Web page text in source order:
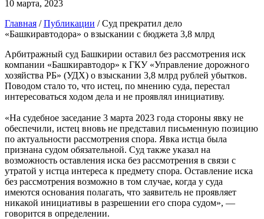
10 марта, 2023
Главная /Публикации /Суд прекратил дело
«Башкиравтодора» о взыскании с бюджета 3,8 млрд
Арбитражный суд Башкирии оставил без рассмотрения иск
компании «Башкиравтодор» к ГКУ «Управление дорожного
хозяйства РБ» (УДХ) о взыскании 3,8 млрд рублей убытков.
Поводом стало то, что истец, по мнению суда, перестал
интересоваться ходом дела и не проявлял инициативу.
«На судебное заседание 3 марта 2023 года стороны явку не
обеспечили, истец вновь не представил письменную позицию
по актуальности рассмотрения спора. Явка истца была
признана судом обязательной. Суд также указал на
возможность оставления иска без рассмотрения в связи с
утратой у истца интереса к предмету спора. Оставление иска
без рассмотрения возможно в том случае, когда у суда
имеются основания полагать, что заявитель не проявляет
никакой инициативы в разрешении его спора судом», —
говорится в определении.